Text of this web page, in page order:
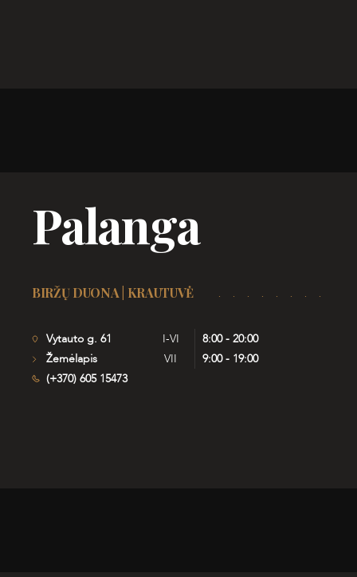
Palanga
BIRŽŲ DUONA | KRAUTUVĖ
Vytauto g. 61
Žemėlapis
(+370) 605 15473
I-VI
8:00 - 20:00
VII
9:00 - 19:00